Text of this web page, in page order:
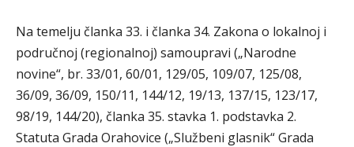
Na temelju članka 33. i članka 34. Zakona o lokalnoj i
područnoj (regionalnoj) samoupravi („Narodne
novine“, br. 33/01, 60/01, 129/05, 109/07, 125/08,
36/09, 36/09, 150/11, 144/12, 19/13, 137/15, 123/17,
98/19, 144/20), članka 35. stavka 1. podstavka 2.
Statuta Grada Orahovice („Službeni glasnik“ Grada